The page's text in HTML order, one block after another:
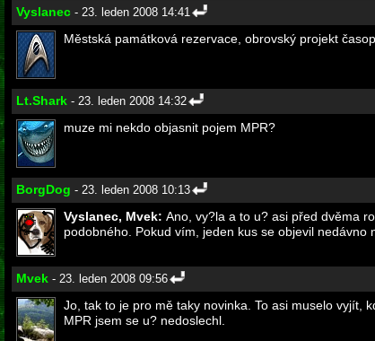
Vyslanec - 23. leden 2008 14:41
Městská památková rezervace, obrovský projekt
Lt.Shark - 23. leden 2008 14:32
muze mi nekdo objasnit pojem MPR?
BorgDog - 23. leden 2008 10:13
Vyslanec, Mvek: Ano, vy?la a to u? asi před dvěma
podobného. Pokud vím, jeden kus se objevil nedávno
Mvek - 23. leden 2008 09:56
Jo, tak to je pro mě taky novinka. To asi muselo vyjít,
MPR jsem se u? nedoslechl.